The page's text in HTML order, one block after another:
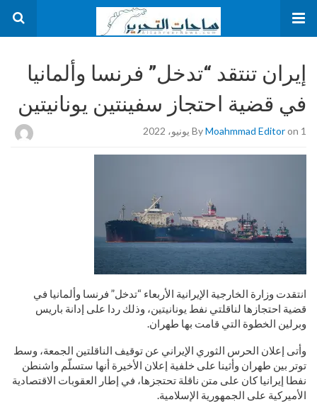
إيران تنتقد “تدخل” فرنسا وألمانيا
في قضية احتجاز سفينتين يونانيتين
ByMoahmmad Editoron 1 يونيو، 2022
انتقدت وزارة الخارجية الإيرانية الأربعاء “تدخل” فرنسا وألمانيا في
قضية احتجازها لناقلتي نفط يونانيتين، وذلك ردا على إدانة باريس
وبرلين الخطوة التي قامت بها طهران.
وأتى إعلان الحرس الثوري الإيراني عن توقيف الناقلتين الجمعة، وسط
توتر بين طهران وأثينا على خلفية إعلان الأخيرة أنها ستسلّم واشنطن
نفطا إيرانيا كان على متن ناقلة تحتجزها، في إطار العقوبات الاقتصادية
الأميركية على الجمهورية الإسلامية.